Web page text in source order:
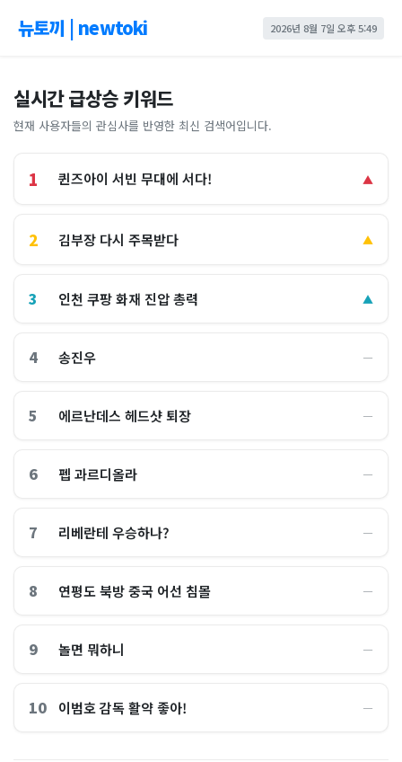
뉴토끼 | newtoki 2026년 8월 7일 오후 5:49
실시간 급상승 키워드
현재 사용자들의 관심사를 반영한 최신 검색어입니다.
1 퀸즈아이 서빈 무대에 서다! ▲
2 김부장 다시 주목받다 ▲
3 인천 쿠팡 화재 진압 총력 ▲
4 송진우 ―
5 에르난데스 헤드샷 퇴장 ―
6 펩 과르디올라 ―
7 리베란테 우승하나? ―
8 연평도 북방 중국 어선 침몰 ―
9 놀면 뭐하니 ―
10 이범호 감독 활약 좋아! ―